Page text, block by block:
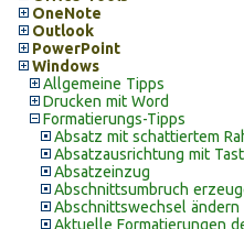
OneNote
Outlook
PowerPoint
Windows
Allgemeine Tipps
Drucken mit Word
Formatierungs-Tipps
Absatz mit schattiertem
Absatzausrichtung mit
Absatzeinzug
Abschnittsumbruch
Abschnittswechsel ändern
Aktuelle Formatierungen